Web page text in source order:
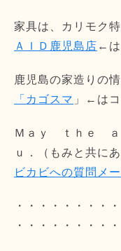
家具は、カリモク
ＡＩＤ鹿児島店 ←は
鹿児島の家造りの
「カゴスマ 」←はコ
Ｍａｙ ｔｈｅ
ｕ．（もみと共に
ビカビへの質問メ
・・・・・・・・
・・・・・・・・